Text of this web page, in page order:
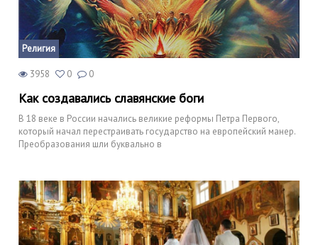
Религия
3958 0 0
Как создавались славянские боги
В 18 веке в России начались великие реформы Петра Первого,
который начал перестраивать государство на европейский манер.
Преобразования шли буквально в